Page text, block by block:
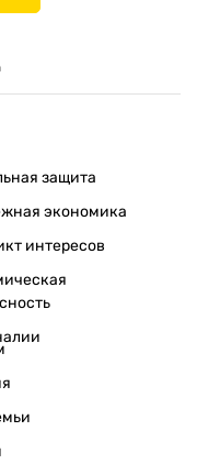
защита
экономика
интересов